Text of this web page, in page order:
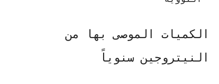
الكميات الموصى بها من
النيتروجين سنوياً